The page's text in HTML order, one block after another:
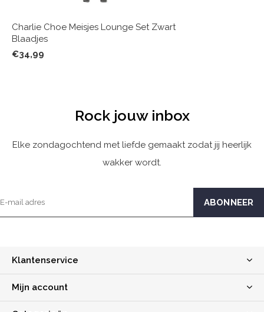
Charlie Choe Meisjes Lounge Set Zwart
Blaadjes
€34,99
Rock jouw inbox
Elke zondagochtend met liefde gemaakt zodat jij heerlijk
wakker wordt.
Klantenservice
Mijn account